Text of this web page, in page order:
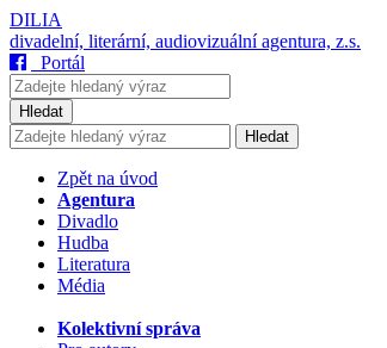
DILIA
divadelní, literární, audiovizuální agentura, z.s.
Portál
Hledat
Hledat
Zpět na úvod
Agentura
Divadlo
Hudba
Literatura
Média
Kolektivní správa